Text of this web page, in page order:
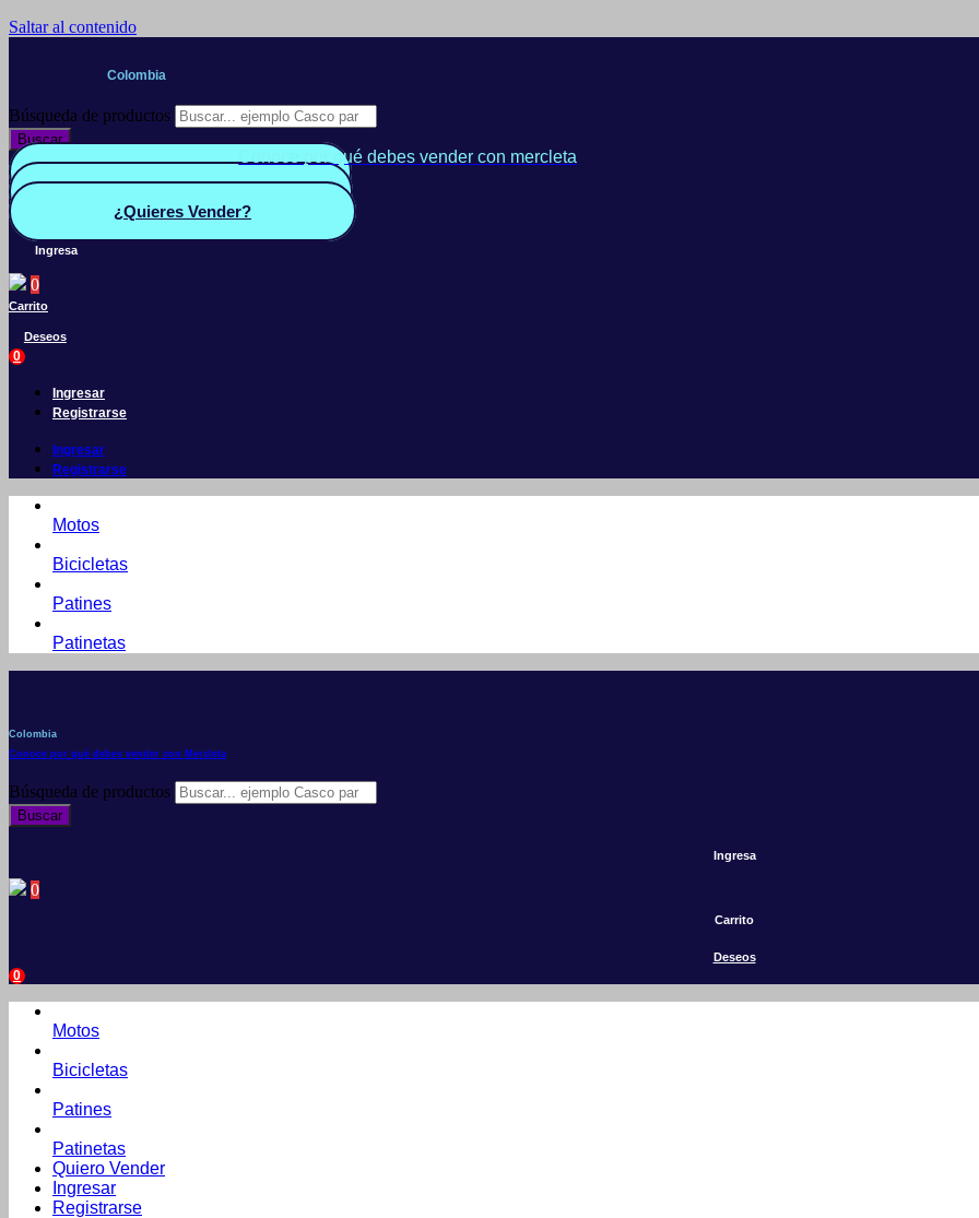
Saltar al contenido
Colombia
Búsqueda de productos
Buscar
Conoce por qué debes vender con mercleta
¿Quieres Vender?
Ingresa
0
Carrito
Deseos
0
Ingresar
Registrarse
Ingresar
Registrarse
Motos
Bicicletas
Patines
Patinetas
Colombia
Conoce por qué debes vender con Mercleta
Búsqueda de productos
Buscar
Ingresa
0
Carrito
Deseos
0
Motos
Bicicletas
Patines
Patinetas
Quiero Vender
Ingresar
Registrarse